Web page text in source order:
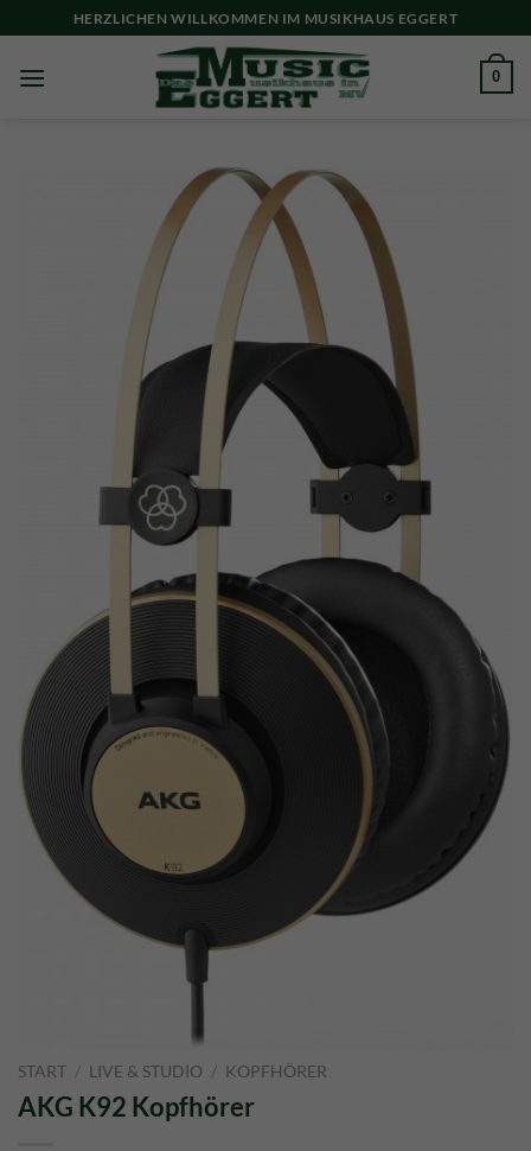
to
content
HERZLICHEN WILLKOMMEN IM MUSIKHAUS EGGERT
0
START / LIVE & STUDIO / KOPFHÖRER
AKG K92 Kopfhörer